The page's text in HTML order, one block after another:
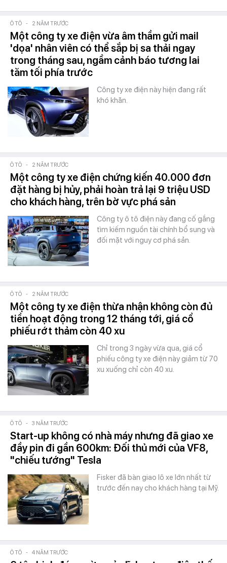
Ô TÔ - 2 NĂM TRƯỚC
Một công ty xe điện vừa âm thầm gửi mail
'dọa' nhân viên có thể sắp bị sa thải ngay
trong tháng sau, ngầm cảnh báo tương lai
tăm tối phía trước
Công ty xe điện này hiện đang rất
khó khăn.
Ô TÔ - 2 NĂM TRƯỚC
Một công ty xe điện chứng kiến 40.000 đơn
đặt hàng bị hủy, phải hoàn trả lại 9 triệu USD
cho khách hàng, trên bờ vực phá sản
Công ty ô tô điện này đang cố gắng
tìm kiếm nguồn tài chính bổ sung và
đối mặt với nguy cơ phá sản.
Ô TÔ - 2 NĂM TRƯỚC
Một công ty xe điện thừa nhận không còn đủ
tiền hoạt động trong 12 tháng tới, giá cổ
phiếu rớt thảm còn 40 xu
Chỉ trong 3 ngày vừa qua, giá cổ
phiếu công ty xe điện này giảm từ 70
xu xuống chỉ còn 40 xu.
Ô TÔ - 3 NĂM TRƯỚC
Start-up không có nhà máy nhưng đã giao xe
đầy pin đi gần 600km: Đối thủ mới của VF8,
"chiếu tướng" Tesla
Fisker đã bàn giao lô xe lớn nhất từ
trước đến nay cho khách hàng tại Mỹ.
Ô TÔ - 4 NĂM TRƯỚC